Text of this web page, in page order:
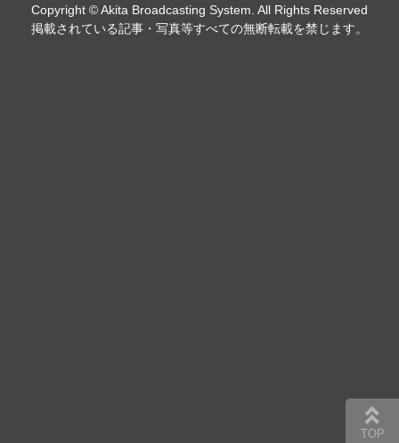
Copyright © Akita Broadcasting System. All Rights Reserved
掲載されている記事・写真等すべての無断転載を禁じます。